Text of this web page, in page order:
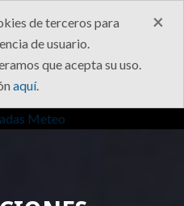
×
de terceros para
de usuario.
que acepta su uso.
aquí.
Meteo